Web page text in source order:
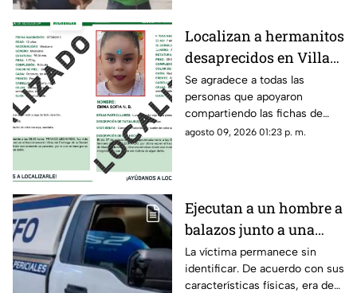
Localizan a hermanitos
desaprecidos en Villas
del Pedregal
Se agradece a todas las
personas que apoyaron
compartiendo las fichas de
búsqueda. Se informa que las
agosto 09, 2026 01:23 p. m.
Ejecutan a un hombre a
balazos junto a una
gasolinera en
Michoacán
La víctima permanece sin
identificar. De acuerdo con sus
características físicas, era de